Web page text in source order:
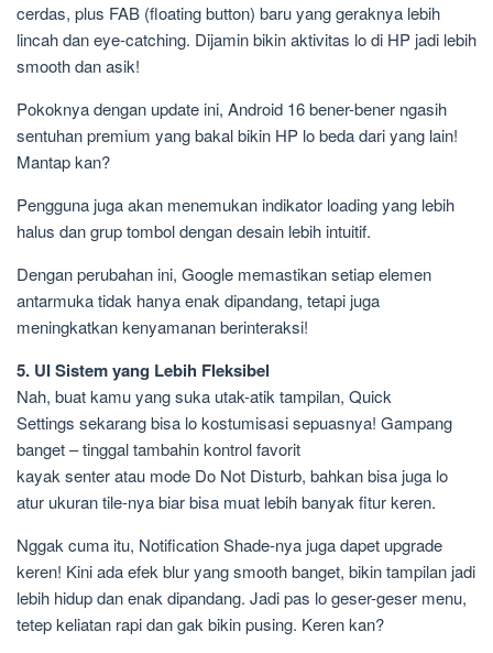
cerdas, plus FAB (floating button) baru yang geraknya lebih
lincah dan eye-catching. Dijamin bikin aktivitas lo di HP jadi lebih
smooth dan asik!
Pokoknya dengan update ini, Android 16 bener-bener ngasih
sentuhan premium yang bakal bikin HP lo beda dari yang lain!
Mantap kan?
Pengguna juga akan menemukan indikator loading yang lebih
halus dan grup tombol dengan desain lebih intuitif.
Dengan perubahan ini, Google memastikan setiap elemen
antarmuka tidak hanya enak dipandang, tetapi juga
meningkatkan kenyamanan berinteraksi!
5. UI Sistem yang Lebih Fleksibel
Nah, buat kamu yang suka utak-atik tampilan, Quick
Settings sekarang bisa lo kostumisasi sepuasnya! Gampang
banget – tinggal tambahin kontrol favorit
kayak senter atau mode Do Not Disturb, bahkan bisa juga lo
atur ukuran tile-nya biar bisa muat lebih banyak fitur keren.
Nggak cuma itu, Notification Shade-nya juga dapet upgrade
keren! Kini ada efek blur yang smooth banget, bikin tampilan jadi
lebih hidup dan enak dipandang. Jadi pas lo geser-geser menu,
tetep keliatan rapi dan gak bikin pusing. Keren kan?